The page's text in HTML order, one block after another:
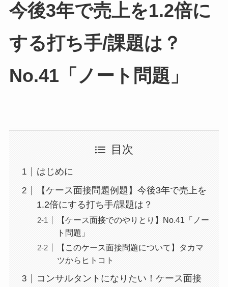
今後3年で売上を1.2倍に
する打ち手/課題は？
No.41「ノート問題」
目次
はじめに
【ケース面接問題例題】今後3年で売上を
1.2倍にする打ち手/課題は？
【ケース面接でのやりとり】No.41「ノー
ト問題」
【このケース面接問題について】タカマ
ツからヒトコト
コンサルタントになりたい！ケース面接